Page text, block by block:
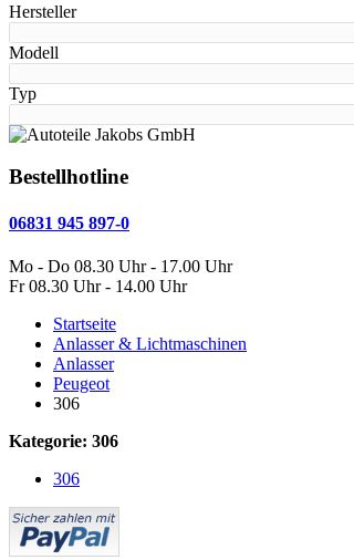
Hersteller
Modell
Typ
Bestellhotline
06831 945 897-0
Mo - Do 08.30 Uhr - 17.00 Uhr
Fr 08.30 Uhr - 14.00 Uhr
Startseite
Anlasser & Lichtmaschinen
Anlasser
Peugeot
306
Kategorie: 306
306